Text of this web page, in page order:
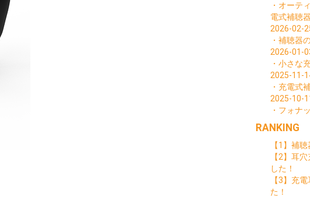
・オーテ
電式補聴
2026-02-
・補聴器
2026-01-
・小さな
2025-11-
・充電式
2025-10-
・フォナ
RANKING
【1】補
【2】耳
した！
【3】充
た！